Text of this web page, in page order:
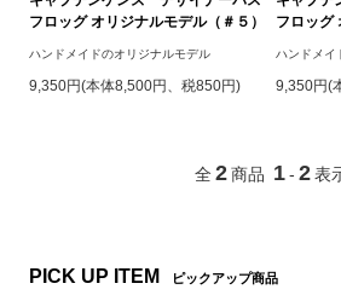
フロッグ オリジナルモデル（＃５）
ハンドメイドのオリジナルモデル
9,350円(本体8,500円、税850円)
フロッグ
ハンドメイ
9,350円(
全 2 商品 1 - 2 表
PICK UP ITEM ピックアップ商品